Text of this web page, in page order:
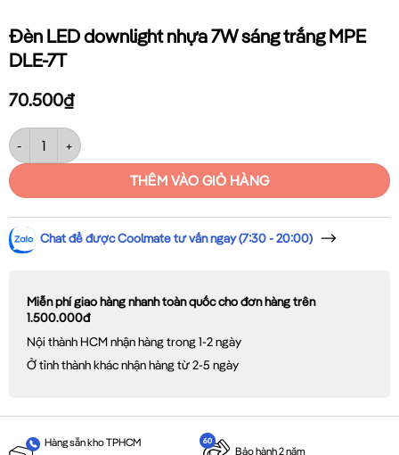
Đèn LED downlight nhựa 7W sáng trắng MPE
DLE-7T
70.500₫
Đèn LED downlight nhựa 7W sáng trắng MPE DLE-7T số lượng
THÊM VÀO GIỎ HÀNG
Chat để được Coolmate tư vấn ngay (7:30 - 20:00)
Miễn phí giao hàng nhanh toàn quốc cho đơn hàng trên
1.500.000đ
Nội thành HCM nhận hàng trong 1-2 ngày
Ở tỉnh thành khác nhận hàng từ 2-5 ngày
Hàng sẵn kho TPHCM
Bảo hành 2 năm